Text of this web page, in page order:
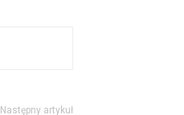
Następny artykuł